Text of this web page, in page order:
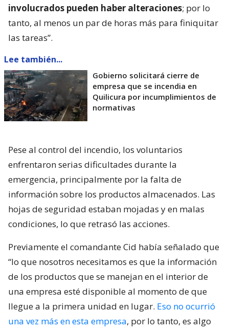
involucrados pueden haber alteraciones; por lo
tanto, al menos un par de horas más para finiquitar
las tareas”.
Lee también...
Gobierno solicitará cierre de
empresa que se incendia en
Quilicura por incumplimientos de
normativas
Pese al control del incendio, los voluntarios
enfrentaron serias dificultades durante la
emergencia, principalmente por la falta de
información sobre los productos almacenados. Las
hojas de seguridad estaban mojadas y en malas
condiciones, lo que retrasó las acciones.
Previamente el comandante Cid había señalado que
“lo que nosotros necesitamos es que la información
de los productos que se manejan en el interior de
una empresa esté disponible al momento de que
llegue a la primera unidad en lugar. Eso no ocurrió
una vez más en esta empresa, por lo tanto, es algo